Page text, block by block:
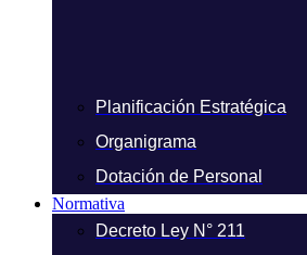
Planificación Estratégica
Organigrama
Dotación de Personal
Normativa
Decreto Ley N° 211